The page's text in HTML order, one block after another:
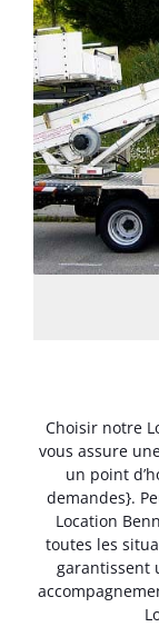
Choisir notre
vous assure
un point
demandes}.
Location
toutes les
garantissent